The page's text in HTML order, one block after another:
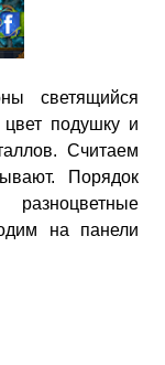
светящийся
подушку и
Считаем
Порядок
на панели